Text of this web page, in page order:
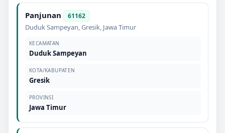
Panjunan 61162
Duduk Sampeyan,Gresik, Jawa Timur
KECAMATAN
Duduk Sampeyan
KOTA/KABUPATEN
Gresik
PROVINSI
Jawa Timur